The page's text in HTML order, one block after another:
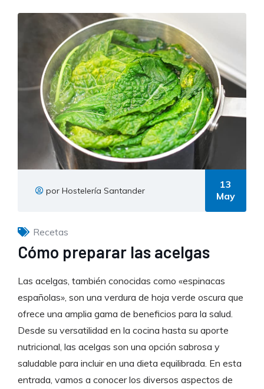
por Hostelería Santander
13
May
Recetas
Cómo preparar las acelgas
Las acelgas, también conocidas como «espinacas
españolas», son una verdura de hoja verde oscura que
ofrece una amplia gama de beneficios para la salud.
Desde su versatilidad en la cocina hasta su aporte
nutricional, las acelgas son una opción sabrosa y
saludable para incluir en una dieta equilibrada. En esta
entrada, vamos a conocer los diversos aspectos de